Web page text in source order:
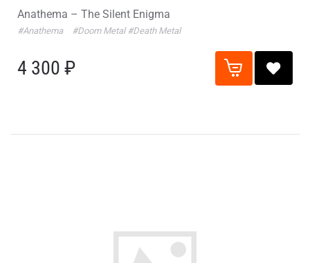
Anathema – The Silent Enigma
#Anathema #Doom Metal #Death Metal
4 300 ₽